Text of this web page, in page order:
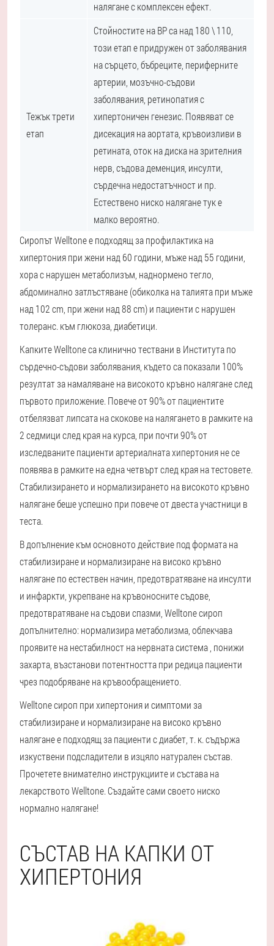
налягане с комплексен ефект.
Тежък трети
етап
Стойностите на BP са над 180 \ 110,
този етап е придружен от заболявания
на сърцето, бъбреците, периферните
артерии, мозъчно-съдови
заболявания, ретинопатия с
хипертоничен генезис. Появяват се
дисекация на аортата, кръвоизливи в
ретината, оток на диска на зрителния
нерв, съдова деменция, инсулти,
сърдечна недостатъчност и пр.
Естествено ниско налягане тук е
малко вероятно.
Сиропът Welltone е подходящ за профилактика на
хипертония при жени над 60 години, мъже над 55 години,
хора с нарушен метаболизъм, наднормено тегло,
абдоминално затлъстяване (обиколка на талията при мъже
над 102 cm, при жени над 88 cm) и пациенти с нарушен
толеранс. към глюкоза, диабетици.
Капките Welltone са клинично тествани в Института по
сърдечно-съдови заболявания, където са показали 100%
резултат за намаляване на високото кръвно налягане след
първото приложение. Повече от 90% от пациентите
отбелязват липсата на скокове на налягането в рамките на
2 седмици след края на курса, при почти 90% от
изследваните пациенти артериалната хипертония не се
появява в рамките на една четвърт след края на тестовете.
Стабилизирането и нормализирането на високото кръвно
налягане беше успешно при повече от двеста участници в
теста.
В допълнение към основното действие под формата на
стабилизиране и нормализиране на високо кръвно
налягане по естествен начин, предотвратяване на инсулти
и инфаркти, укрепване на кръвоносните съдове,
предотвратяване на съдови спазми, Welltone сироп
допълнително: нормализира метаболизма, облекчава
проявите на нестабилност на нервната система , понижи
захарта, възстанови потентността при редица пациенти
чрез подобряване на кръвообращението.
Welltone сироп при хипертония и симптоми за
стабилизиране и нормализиране на високо кръвно
налягане е подходящ за пациенти с диабет, т. к. съдържа
изкуствени подсладители в изцяло натурален състав.
Прочетете внимателно инструкциите и състава на
лекарството Welltone. Създайте сами своето ниско
нормално налягане!
СЪСТАВ НА КАПКИ ОТ
ХИПЕРТОНИЯ